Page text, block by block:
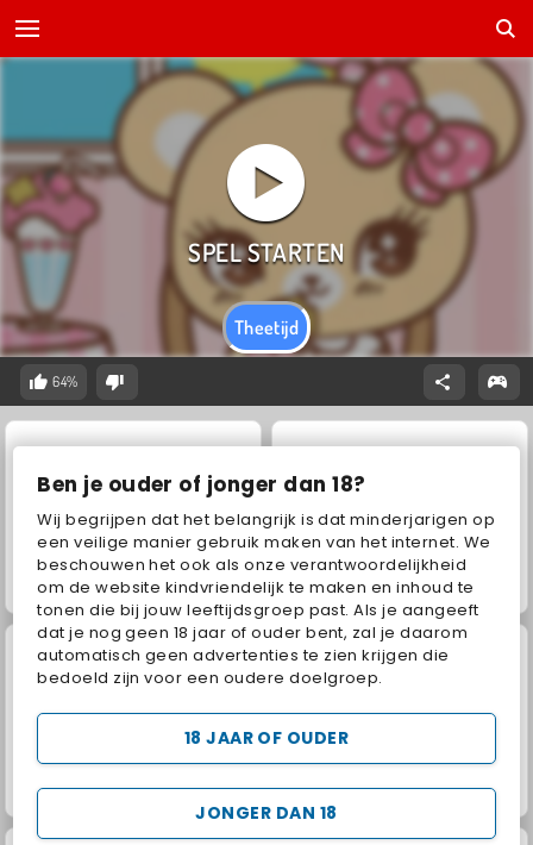
Ben je ouder of jonger dan 18?
Wij begrijpen dat het belangrijk is dat minderjarigen op
een veilige manier gebruik maken van het internet. We
beschouwen het ook als onze verantwoordelijkheid
om de website kindvriendelijk te maken en inhoud te
tonen die bij jouw leeftijdsgroep past. Als je aangeeft
dat je nog geen 18 jaar of ouder bent, zal je daarom
automatisch geen advertenties te zien krijgen die
bedoeld zijn voor een oudere doelgroep.
JONGER DAN 18
18 JAAR OF OUDER
Theetijd
64%
Farm Merge Valley Masha and the Bear: Meadows
Jewel Garden Story Royal Story